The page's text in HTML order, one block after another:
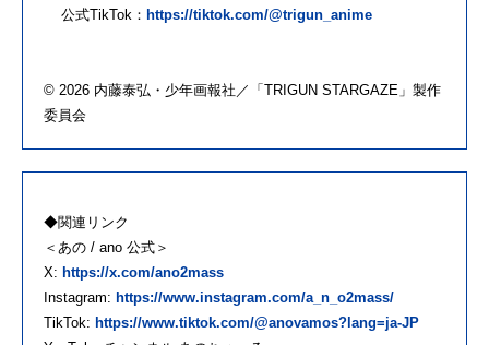
公式TikTok： https://tiktok.com/@trigun_anime
© 2026 内藤泰弘・少年画報社／「TRIGUN STARGAZE」製作
委員会
◆関連リンク
＜あの / ano 公式＞
X: https://x.com/ano2mass
Instagram: https://www.instagram.com/a_n_o2mass/
TikTok: https://www.tiktok.com/@anovamos?lang=ja-JP